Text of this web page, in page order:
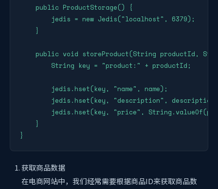
    public ProductStorage() {
        jedis = new Jedis("localhost", 6379);
    }
public void storeProduct(String productId,
        String key = "product:" + productId;
        jedis.hset(key, "name", name);
jedis.hset(key, "description",
jedis.hset(key, "price",
    }
}
获取商品数据
在电商网站中，我们经常需要根据商品ID来获取商品数